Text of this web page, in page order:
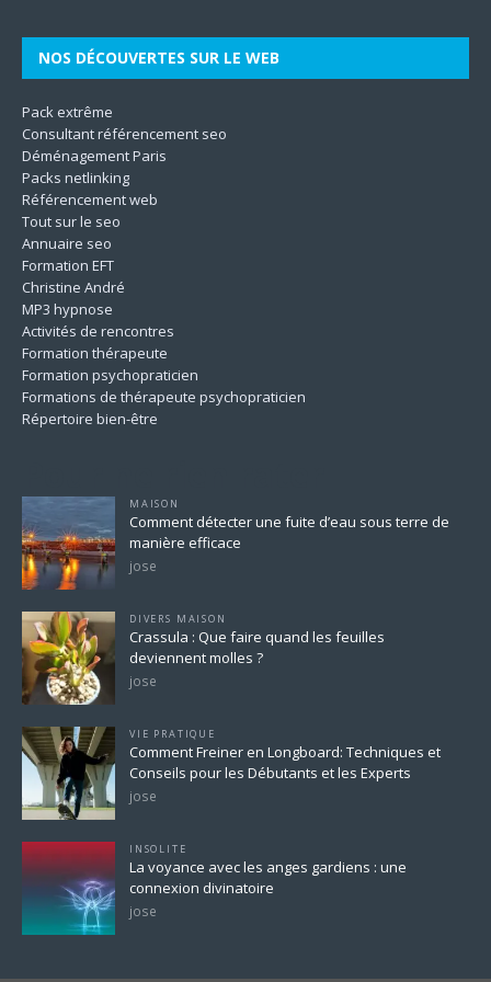
NOS DÉCOUVERTES SUR LE WEB
Pack extrême
Consultant référencement seo
Déménagement Paris
Packs netlinking
Référencement web
Tout sur le seo
Annuaire seo
Formation EFT
Christine André
MP3 hypnose
Activités de rencontres
Formation thérapeute
Formation psychopraticien
Formations de thérapeute psychopraticien
Répertoire bien-être
MAISON
Comment détecter une fuite d’eau sous terre de
manière efficace
jose
DIVERS MAISON
Crassula : Que faire quand les feuilles
deviennent molles ?
jose
VIE PRATIQUE
Comment Freiner en Longboard: Techniques et
Conseils pour les Débutants et les Experts
jose
INSOLITE
La voyance avec les anges gardiens : une
connexion divinatoire
jose